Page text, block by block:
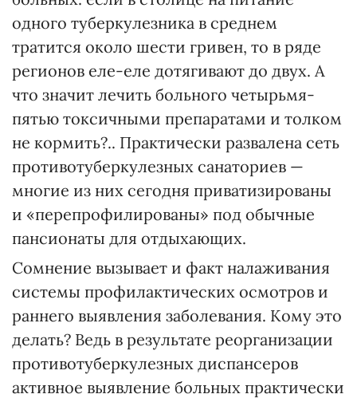
одного туберкулезника в среднем
тратится около шести гривен, то в ряде
регионов еле-еле дотягивают до двух. А
что значит лечить больного четырьмя-
пятью токсичными препаратами и толком
не кормить?.. Практически развалена сеть
противотуберкулезных санаториев —
многие из них сегодня приватизированы
и «перепрофилированы» под обычные
пансионаты для отдыхающих.
Сомнение вызывает и факт налаживания
системы профилактических осмотров и
раннего выявления заболевания. Кому это
делать? Ведь в результате реорганизации
противотуберкулезных диспансеров
активное выявление больных практически